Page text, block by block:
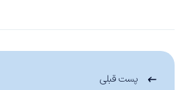
پست قبلی